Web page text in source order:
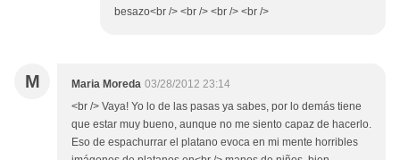
besazo<br /> <br /> <br /> <br />
M Maria Moreda 03/28/2012 23:14
<br /> Vaya! Yo lo de las pasas ya sabes, por lo demás tiene
que estar muy bueno, aunque no me siento capaz de hacerlo.
Eso de espachurrar el platano evoca en mi mente horribles